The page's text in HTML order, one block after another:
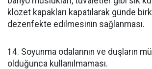
klozet kapakları kapatılarak günde
dezenfekte edilmesinin sağlanması.
14. Soyunma odalarının ve duşların
olduğunca kullanılmaması.